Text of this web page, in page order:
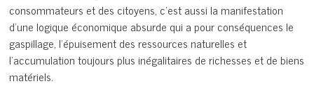
consommateurs et des citoyens, c’est aussi la manifestation
d’une logique économique absurde qui a pour conséquences le
gaspillage, l’épuisement des ressources naturelles et
l’accumulation toujours plus inégalitaires de richesses et de biens
matériels.